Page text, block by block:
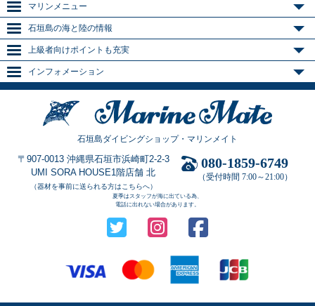
マリンメニュー
石垣島の海と陸の情報
上級者向けポイントも充実
インフォメーション
石垣島ダイビングショップ・マリンメイト
〒907-0013 沖縄県石垣市浜崎町2-2-3
UMI SORA HOUSE1階店舗 北
（器材を事前に送られる方はこちらへ）
080-1859-6749
（受付時間 7:00～21:00）
夏季はスタッフが海に出ている為、
電話に出れない場合があります。